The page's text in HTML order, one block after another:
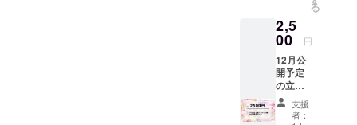
ファミ
リー
マート
で印刷
できる
ネット
プリン
トＱＲ
る
2,5
00 円
12月公
開予定
の立ち
絵を先
行公開
支援
者：